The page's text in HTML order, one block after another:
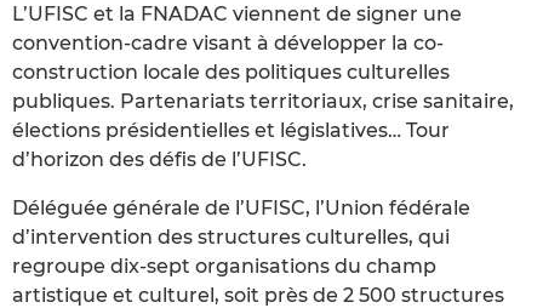
L’UFISC et la FNADAC viennent de signer une
convention-cadre visant à développer la co-
construction locale des politiques culturelles
publiques. Partenariats territoriaux, crise sanitaire,
élections présidentielles et législatives… Tour
d’horizon des défis de l’UFISC.
Déléguée générale de l’UFISC, l’Union fédérale
d’intervention des structures culturelles, qui
regroupe dix-sept organisations du champ
artistique et culturel, soit près de 2 500 structures